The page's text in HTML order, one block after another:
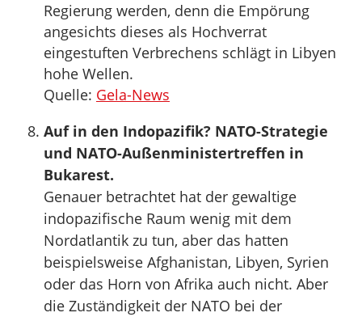
Regierung werden, denn die Empörung
angesichts dieses als Hochverrat
eingestuften Verbrechens schlägt in Libyen
hohe Wellen.
Quelle: Gela-News
Auf in den Indopazifik? NATO-Strategie
und NATO-Außenministertreffen in
Bukarest.
Genauer betrachtet hat der gewaltige
indopazifische Raum wenig mit dem
Nordatlantik zu tun, aber das hatten
beispielsweise Afghanistan, Libyen, Syrien
oder das Horn von Afrika auch nicht. Aber
die Zuständigkeit der NATO bei der